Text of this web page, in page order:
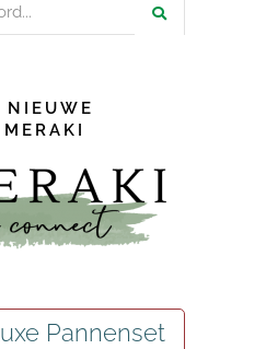
NIEUWE
Pannenset